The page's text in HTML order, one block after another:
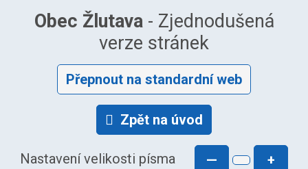
Obec Žlutava- Zjednodušená
verze stránek
Přepnout na standardní web
Zpět na úvod
Nastavení velikosti písma — +